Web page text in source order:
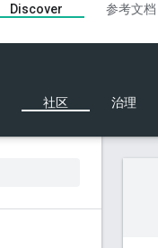
Discover 参考文档
社区 治理